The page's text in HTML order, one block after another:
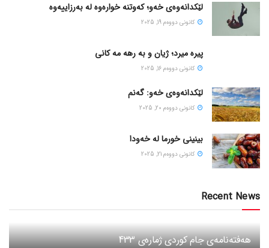
لێکدانەوەی خەو؛ کەوتنە خوارەوە لە بەرزاییەوە
كانونی دووه‌م 19, 2025
پیره میرد؛ ژیان و به رهه مه کانی
كانونی دووه‌م 16, 2025
لێکدانەوەی خەو: گەنم
كانونی دووه‌م 20, 2025
بینینی خورما لە خەودا
كانونی دووه‌م 21, 2025
Recent News
هەفتەنامەی جام کوردی ژمارەی 433